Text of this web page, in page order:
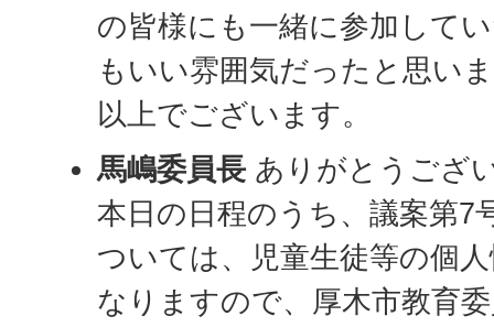
の皆様にも一緒に参加して
もいい雰囲気だったと思い
以上でございます。
馬嶋委員長 ありがとうござ
本日の日程のうち、議案第7
ついては、児童生徒等の個
なりますので、厚木市教育